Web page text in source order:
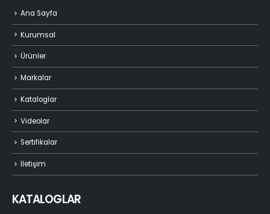
Ana Sayfa
Kurumsal
Ürünler
Markalar
Kataloglar
Videolar
Sertifikalar
İletişim
KATALOGLAR